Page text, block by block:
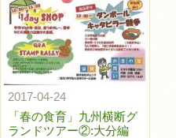
2017-04-24
「春の食育」九州横断グ
ランドツアー②:大分編